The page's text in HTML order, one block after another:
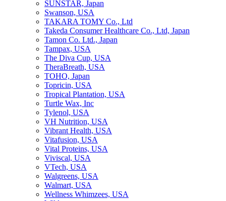
SUNSTAR, Japan
Swanson, USA
TAKARA TOMY Co., Ltd
Takeda Consumer Healthcare Co., Ltd, Japan
Tamon Co. Ltd., Japan
Tampax, USA
The Diva Cup, USA
TheraBreath, USA
TOHO, Japan
Topricin, USA
Tropical Plantation, USA
Turtle Wax, Inc
Tylenol, USA
VH Nutrition, USA
Vibrant Health, USA
Vitafusion, USA
Vital Proteins, USA
Viviscal, USA
VTech, USA
Walgreens, USA
Walmart, USA
Wellness Whimzees, USA